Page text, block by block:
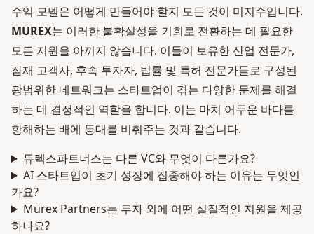
수익 모델은 어떻게 만들어야 할지 모든 것이 미지수입니다.
MUREX는 이러한 불확실성을 기회로 전환하는 데 필요한
모든 지원을 아끼지 않습니다. 이들이 보유한 산업 전문가,
잠재 고객사, 후속 투자자, 법률 및 특허 전문가들로 구성된
광범위한 네트워크는 스타트업이 겪는 다양한 문제를 해결
하는 데 결정적인 역할을 합니다. 이는 마치 어두운 바다를
항해하는 배에 등대를 비춰주는 것과 같습니다.
뮤렉스파트너스는 다른 VC와 무엇이 다른가요?
AI 스타트업이 초기 성장에 집중해야 하는 이유는 무엇인
가요?
Murex Partners는 투자 외에 어떤 실질적인 지원을 제공
하나요?